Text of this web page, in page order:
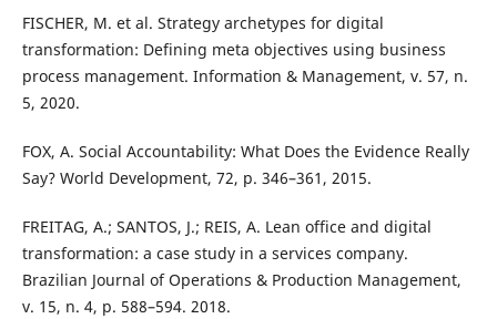
FISCHER, M. et al. Strategy archetypes for digital
transformation: Defining meta objectives using business
process management. Information & Management, v. 57, n.
5, 2020.
FOX, A. Social Accountability: What Does the Evidence Really
Say? World Development, 72, p. 346–361, 2015.
FREITAG, A.; SANTOS, J.; REIS, A. Lean office and digital
transformation: a case study in a services company.
Brazilian Journal of Operations & Production Management,
v. 15, n. 4, p. 588–594. 2018.